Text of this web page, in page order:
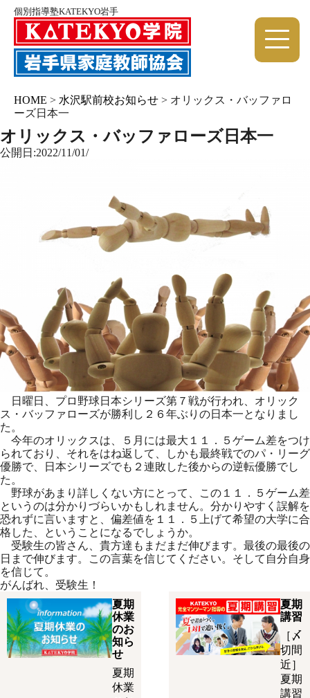
個別指導塾KATEKYO岩手
HOME > 水沢駅前校お知らせ > オリックス・バッファロ
ーズ日本一
オリックス・バッファローズ日本一
公開日:2022/11/01/
日曜日、プロ野球日本シリーズ第７戦が行われ、オリック
ス・バッファローズが勝利し２６年ぶりの日本一となりまし
た。
今年のオリックスは、５月には最大１１．５ゲーム差をつけ
られており、それをはね返して、しかも最終戦でのパ・リーグ
優勝で、日本シリーズでも２連敗した後からの逆転優勝でし
た。
野球があまり詳しくない方にとって、この１１．５ゲーム差
というのは分かりづらいかもしれません。分かりやすく誤解を
恐れずに言いますと、偏差値を１１．５上げて希望の大学に合
格した、ということになるでしょうか。
受験生の皆さん、貴方達もまだまだ伸びます。最後の最後の
日まで伸びます。この言葉を信じてください。そして自分自身
を信じて。
がんばれ、受験生！
夏期
休業
のお
知ら
せ
夏期
休業
夏期
講習
［〆
切間
近］
夏期
講習